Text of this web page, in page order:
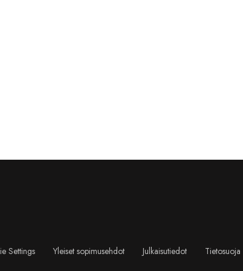
Settings Yleiset sopimusehdot Julkaisutiedot Tietosuoja